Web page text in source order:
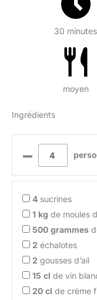
30 minutes
moyen
Ingrédients
–
4 sucrines
1 kg de moules
500 grammes
2 échalotes
2 gousses d’ail
15 cl de vin
20 cl de crème